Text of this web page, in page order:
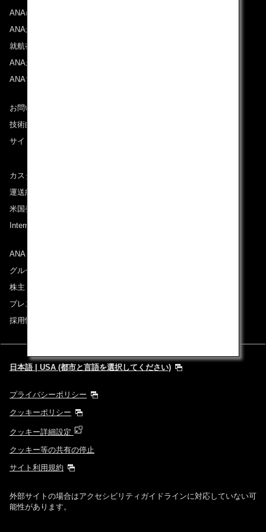
ANAについて
ANAからのお知らせ
就航都市
ANAがお約束する体験
ANAマイレージクラブ
お問い合わせ
技術的なお問い合わせ（推奨環境）
サイトマップ
カスタマーサービスプラン / コンテンジェンシープラン
運送約款
米国発着便に適用となる料金に関するご案内
International Tariff (applicable for travel to and from US)
ANAグループについて
グループ企業一覧
株主・投資家情報
プレスリリース
採用情報
日本語 | USA (都市と言語を選択してください)
プライバシーポリシー
クッキーポリシー
クッキー詳細設定
クッキー等の共有の停止
サイト利用規約
外部サイトの場合はアクセシビリティガイドラインに対応していない可
能性があります。